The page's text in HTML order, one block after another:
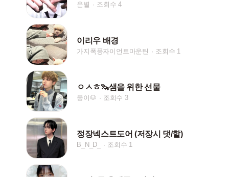
운별 조회수 4
이리우 배경
가지폭풍자이언트마운틴 조회수 1
ㅇㅅㅎ🦦샘을 위한 선물
뭉이🐶 조회수 3
정장넥스트도어 (저장시 댓/핱)
B_N_D_ 조회수 1